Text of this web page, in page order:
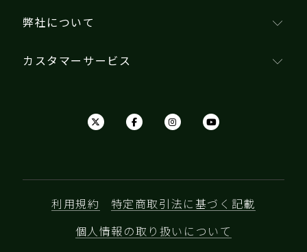
弊社について
カスタマーサービス
利用規約 特定商取引法に基づく記載
個人情報の取り扱いについて